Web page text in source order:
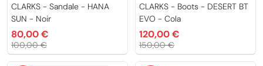
CLARKS - Sandale - HANA
SUN - Noir
80,00 €
100,00 €
CLARKS - Boots - DESERT BT
EVO - Cola
120,00 €
150,00 €